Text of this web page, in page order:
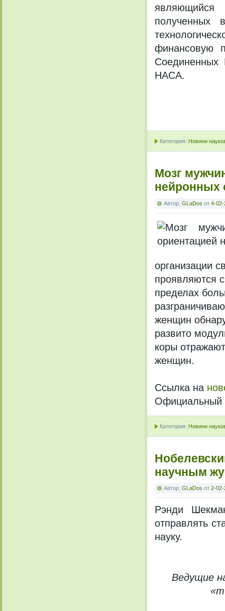
полученных
финансовую
Соединенных
НАСА.
Категория: Новини
Мозг
нейронных
Автор: GLaDos от 4-02-
организации
проявляются
пределах
женщин
развито
коры
женщин.
Ссылка на
Официальный
Категория: Новини
научным
Автор: GLaDos от 2-02-
Рэнди
отправлять
науку.
Ведущие